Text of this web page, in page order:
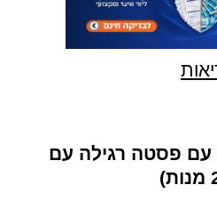
עם פסטה רגילה עם